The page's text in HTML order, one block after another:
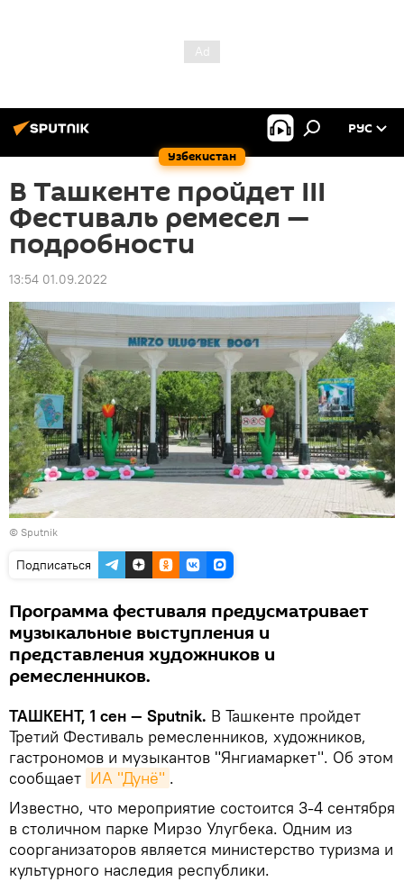
Узбекистан
РУС
В Ташкенте пройдет III
Фестиваль ремесел —
подробности
13:54 01.09.2022
© Sputnik
Подписаться
Программа фестиваля предусматривает
музыкальные выступления и
представления художников и
ремесленников.
ТАШКЕНТ, 1 сен — Sputnik. В Ташкенте пройдет
Третий Фестиваль ремесленников, художников,
гастрономов и музыкантов "Янгиамаркет". Об этом
сообщает ИА "Дунё" .
Известно, что мероприятие состоится 3-4 сентября
в столичном парке Мирзо Улугбека. Одним из
соорганизаторов является министерство туризма и
культурного наследия республики.